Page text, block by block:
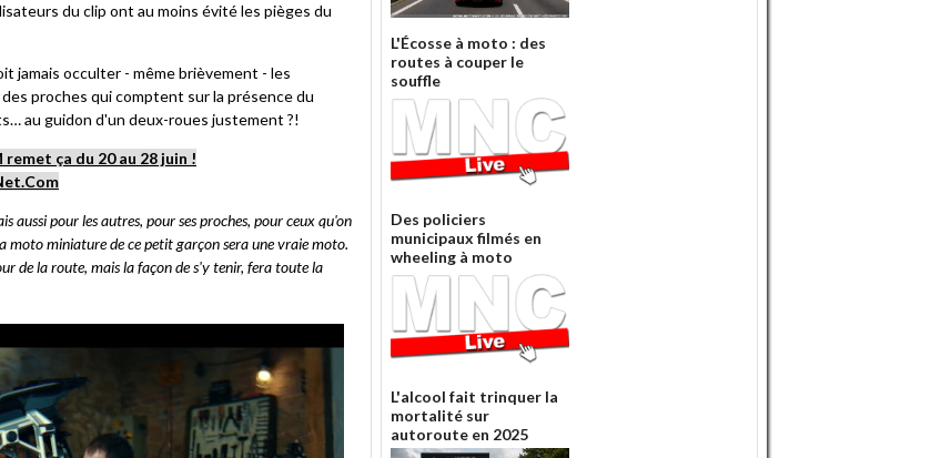
du clip ont au moins évité les pièges du
jamais occulter - même brièvement - les
proches qui comptent sur la présence du
au guidon d'un deux-roues justement ?!
ça du 20 au 28 juin !
aussi pour les autres, pour ses proches, pour ceux qu'on
moto miniature de ce petit garçon sera une vraie moto.
de la route, mais la façon de s'y tenir, fera toute la
L'Écosse à moto : des
routes à couper le
souffle
Des policiers
municipaux filmés en
wheeling à moto
L'alcool fait trinquer la
mortalité sur
autoroute en 2025